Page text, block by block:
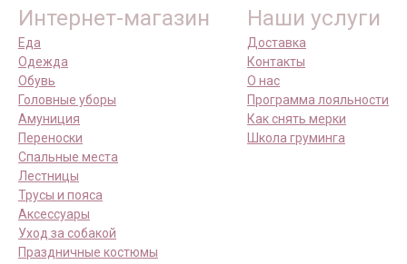
Интернет-магазин
Еда
Одежда
Обувь
Головные уборы
Амуниция
Переноски
Спальные места
Лестницы
Трусы и пояса
Аксессуары
Уход за собакой
Праздничные костюмы
Наши услуги
Доставка
Контакты
О нас
Программа лояльности
Как снять мерки
Школа груминга